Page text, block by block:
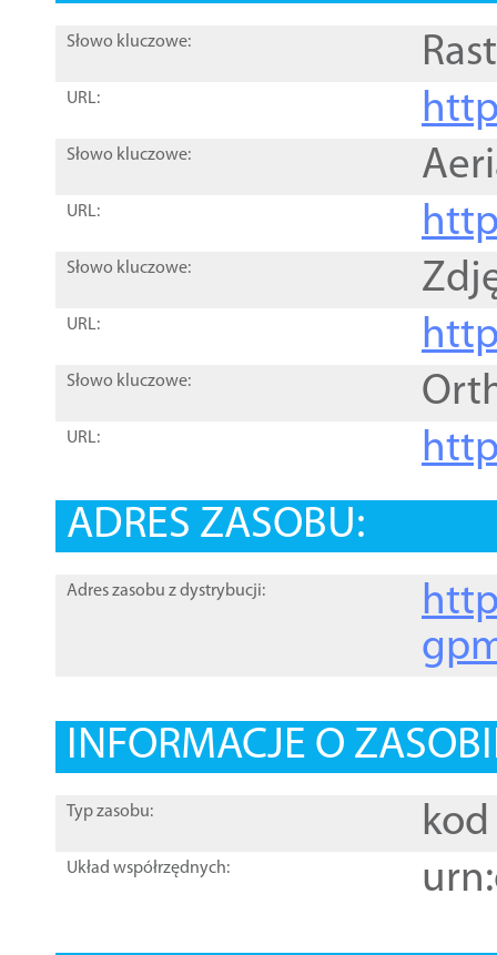
Słowo kluczowe:
URL:
Słowo kluczowe:
URL:
Słowo kluczowe:
URL:
Słowo kluczowe:
URL:
ADRES ZASOBU:
Adres zasobu z dystrybucji:
INFORMACJE O
Typ zasobu: kod
Układ współrzędnych: